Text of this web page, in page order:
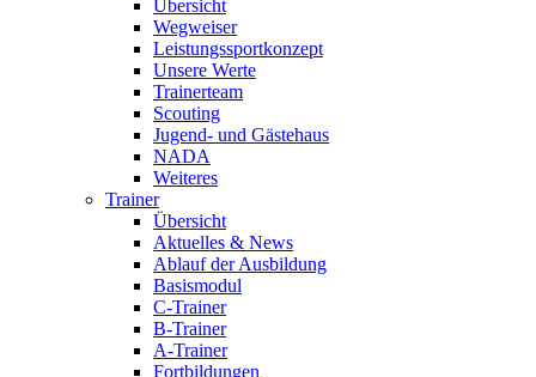
Übersicht
Wegweiser
Leistungssportkonzept
Unsere Werte
Trainerteam
Scouting
Jugend- und Gästehaus
NADA
Weiteres
Trainer
Übersicht
Aktuelles & News
Ablauf der Ausbildung
Basismodul
C-Trainer
B-Trainer
A-Trainer
Fortbildungen